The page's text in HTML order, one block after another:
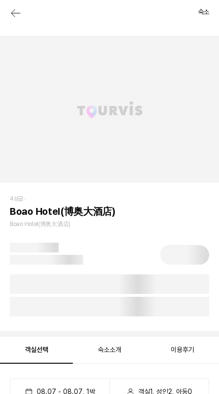
숙소
4성급 ·
Boao Hotel(博奥大酒店)
Boao Hotel(博奥大酒店)
객실선택 숙소소개 이용후기
08.07 - 08.07 1 박 객실1, 성인2, 아동0